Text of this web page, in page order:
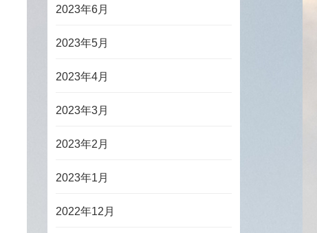
2023年6月
2023年5月
2023年4月
2023年3月
2023年2月
2023年1月
2022年12月